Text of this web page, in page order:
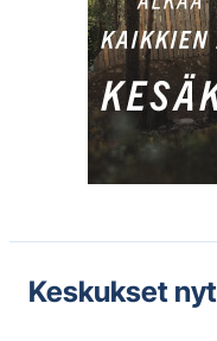
Keskukset nyt